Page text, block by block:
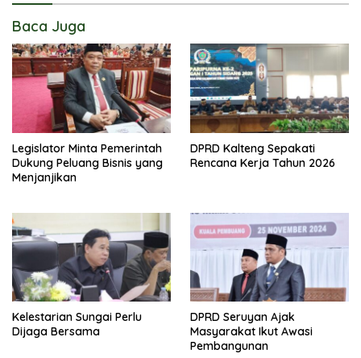
Baca Juga
Legislator Minta Pemerintah
Dukung Peluang Bisnis yang
Menjanjikan
DPRD Kalteng Sepakati
Rencana Kerja Tahun 2026
Kelestarian Sungai Perlu
Dijaga Bersama
DPRD Seruyan Ajak
Masyarakat Ikut Awasi
Pembangunan